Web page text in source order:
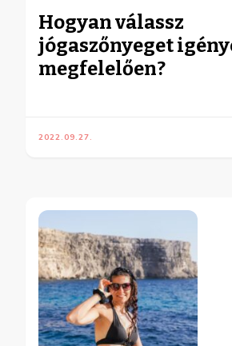
Hogyan válassz
jógaszőnyeget
megfelelően?
2022.09.27.